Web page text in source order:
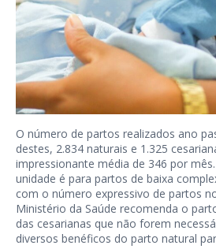
O número de partos realizados ano
destes, 2.834 naturais e 1.325
impressionante média de 346 por
unidade é para partos de baixa
com o número expressivo de partos
Ministério da Saúde recomenda o
das cesarianas que não forem
diversos benéficos do parto natural